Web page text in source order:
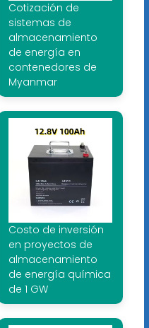
Cotización de
sistemas de
almacenamiento
de energía en
contenedores de
Myanmar
Costo de inversión
en proyectos de
almacenamiento
de energía química
de 1 GW